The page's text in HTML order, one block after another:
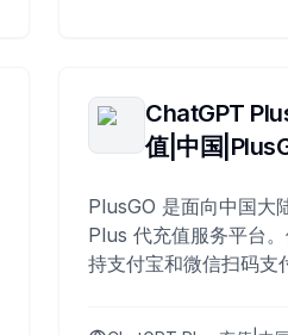
ChatGPT
值|中国
PlusGO 是面向中国大
Plus 代充值服务平台
持支付宝和微信扫码支